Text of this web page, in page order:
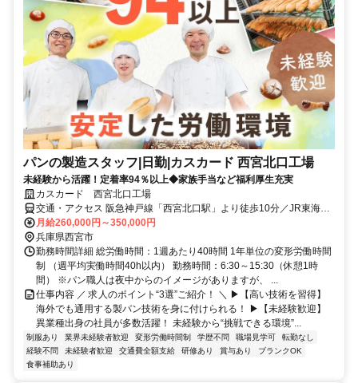
パンの製造スタッフ|日勤|カスカード 西宮北口工場
未経験から活躍！定着率94％以上◆家族手当など福利厚生充実
カスカード 西宮北口工場
交通・アクセス 阪急神戸線「西宮北口駅」より徒歩10分／JR東海道
線「西宮駅」より徒歩15分
月給260,000円～350,000円
兵庫県西宮市
勤務時間詳細 総労働時間：1週あたり40時間 1年単位の変形労働時間
制 （週平均実働時間40h以内） 勤務時間：6:30～15:30（休憩1時
間） ※パン職人は夜中からのイメージがありますが、 ...
仕事内容 ／ 求人のポイント“3選”ご紹介！ ＼ ▶【高い技術を習得】
海外でも通用する製パン技術を身に付けられる！ ▶【未経験歓迎】
異業種出身の社員が多数活躍！ 未経験から“挑戦できる環境”...
制服あり 業界未経験者歓迎 変形労働時間制 学歴不問 職場見学可
転勤なし
経験不問
未経験者歓迎 交通費全額支給 研修あり 賞与あり
ブランクOK
食事補助あり